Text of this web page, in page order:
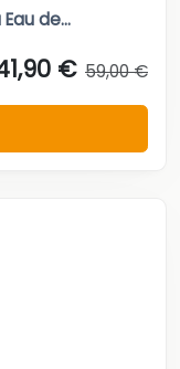
de...
€ 59,00 €